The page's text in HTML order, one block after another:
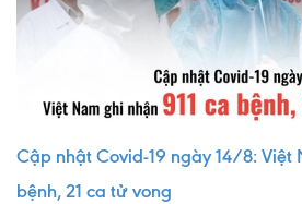
Cập nhật Covid-19 ngày 14/8: Việt
bệnh, 21 ca tử vong